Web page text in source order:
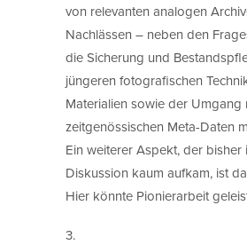
von relevanten analogen
Nachlässen – neben den
die Sicherung und
jüngeren fotografischen
Materialien sowie der Umgang
zeitgenössischen Meta-Daten
Ein weiterer Aspekt, der bisher
Diskussion kaum aufkam, ist
Hier könnte Pionierarbeit
3.